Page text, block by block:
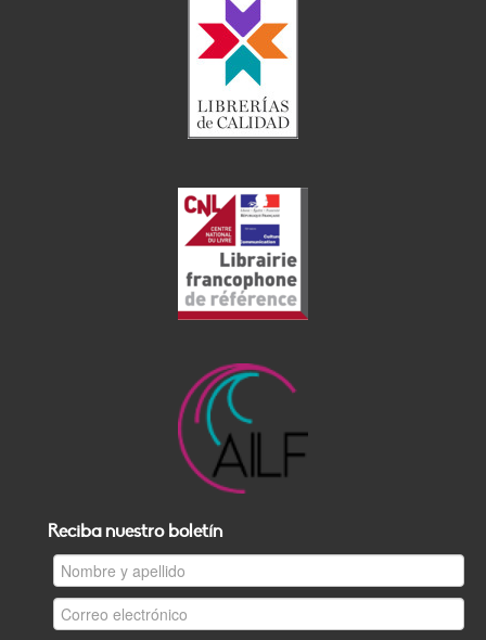
Reciba nuestro boletín